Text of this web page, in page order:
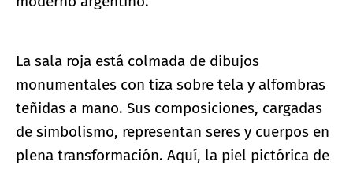
La sala roja está colmada de dibujos
monumentales con tiza sobre tela y alfombras
teñidas a mano. Sus composiciones, cargadas
de simbolismo, representan seres y cuerpos en
plena transformación. Aquí, la piel pictórica de